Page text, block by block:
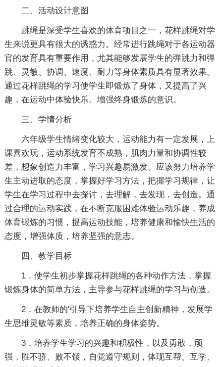
二、活动设计意图
跳绳是深受学生喜欢的体育项目之一，花样跳绳对学
生来说更具有很大的诱惑力。经常进行跳绳对于各运动器
官的发育具有重要作用，尤其能够发展学生的弹跳力和弹
跳、灵敏、协调、速度、耐力等身体素质具有显著效果。
通过花样跳绳的学习使学生即锻炼了身体，又提高了兴
趣，在运动中体验快乐。增强终身锻炼的意识。
三、学情分析
六年级学生情绪变化较大，运动能力有一定发展，上
课喜欢玩，运动系统发育不成熟，肌肉力量和协调性较
差，想象创造力丰富，学习兴趣易激发。应该努力培养学
生主动进取的态度，掌握好学习方法，把握学习规律，让
学生在学习过程中去探讨，去理解，去发现，去创造。通
过合理的运动实践，在不断克服困难体验运动乐趣，养成
体育锻炼的习惯，提高运动技能，培养健康和愉快生活的
态度，增强体质，培养坚强的意志。
四、教学目标
1．使学生初步掌握花样跳绳的各种动作方法，掌握
锻炼身体的简单方法，主导参与花样跳绳的学习与创造。
2．在教师的'引导下培养学生自主创新精神，发展学
生思维灵敏等素质，培养正确的身体姿势。
3．培养学生学习的兴趣和积极性，以及勇敢，顽
强，胜不骄、败不馁，自觉遵守规则，体现互帮、互学、